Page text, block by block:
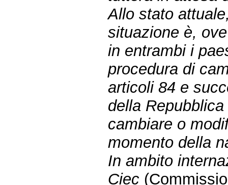
Allo stato
situazione è,
in entrambi i
procedura di
articoli 84 e
della
cambiare o
momento della
In ambito
Ciec